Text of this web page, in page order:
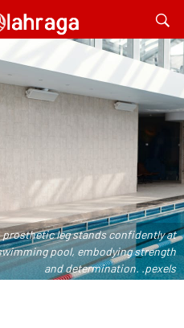
leg stands confidently at
pool, embodying strength
and determination. .pexels